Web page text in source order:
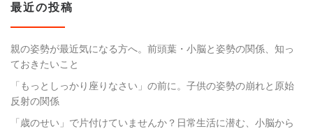
最近の投稿
親の姿勢が最近気になる方へ。前頭葉・小脳と姿勢の関係、知っ
ておきたいこと
「もっとしっかり座りなさい」の前に。子供の姿勢の崩れと原始
反射の関係
「歳のせい」で片付けていませんか？日常生活に潜む、小脳から